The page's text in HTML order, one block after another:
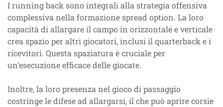
I running back sono integrali alla strategia offensiva
complessiva nella formazione spread option. La loro
capacità di allargare il campo in orizzontale e verticale
crea spazio per altri giocatori, inclusi il quarterback e i
ricevitori. Questa spaziatura è cruciale per
un’esecuzione efficace delle giocate.
Inoltre, la loro presenza nel gioco di passaggio
costringe le difese ad allargarsi, il che può aprire corsie